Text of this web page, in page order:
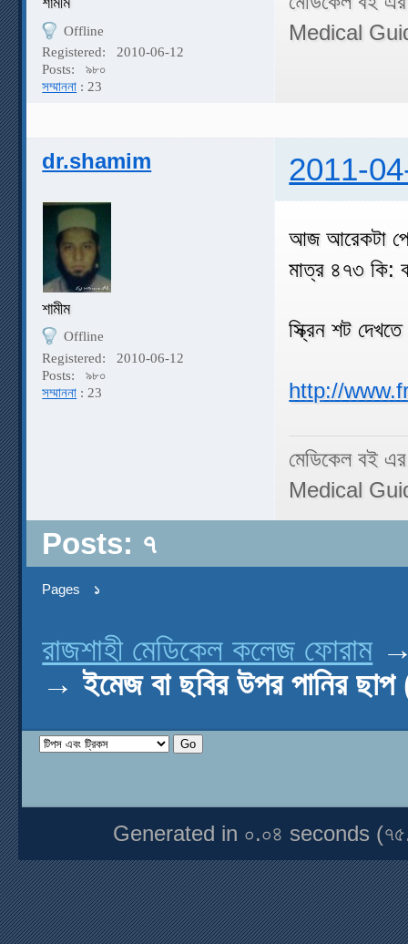
Offline
Registered:
2010-06-12
Posts:
৯৮০
সম্মাননা : 23
Medical
dr.shamim 2011-
শামীম
Offline
Registered:
2010-06-12
Posts:
৯৮০
সম্মাননা : 23
আজ আরেকটা
মাত্র ৪৭৩ কি:
স্ক্রিন শট
http://
মেডিকেল বই
Medical
Posts: ৭
Pages ১
রাজশাহী মেডিকেল কলেজ ফোরাম
→ইমেজ বা ছবির উপর পানির
Generated in ০.০৪ seconds